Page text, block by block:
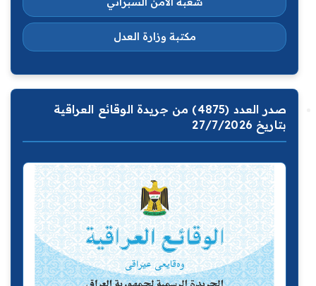
مكتبة وزارة العدل
صدر العدد (4875) من جريدة الوقائع العراقية
بتاريخ 27/7/2026